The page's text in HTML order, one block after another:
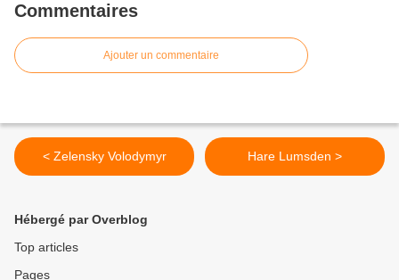
Commentaires
Ajouter un commentaire
< Zelensky Volodymyr Hare Lumsden >
Hébergé par Overblog
Top articles
Pages